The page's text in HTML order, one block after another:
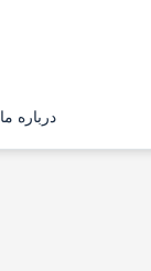
درباره ما